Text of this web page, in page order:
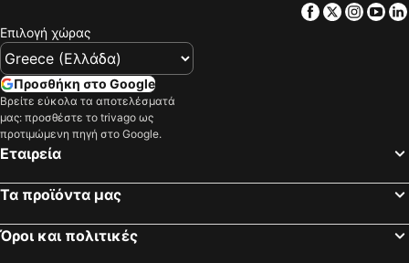
Facebook
Twitter
Επιλογή χώρας
Προσθήκη στο Google
Βρείτε εύκολα τα αποτελέσματά
μας: προσθέστε το trivago ως
προτιμώμενη πηγή στο Google.
Εταιρεία
Τα προϊόντα μας
Όροι και πολιτικές